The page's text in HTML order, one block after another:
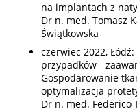
na implantach z
Dr n. med. Tomasz
Świątkowska
czerwiec 2022,
przypadków -
Gospodarowanie
optymalizacja
Dr n. med. Federico